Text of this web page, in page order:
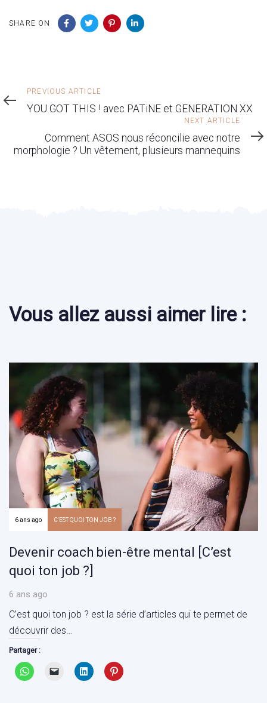
SHARE ON
Previous
Article
PREVIOUS ARTICLE
YOU GOT THIS ! avec PATiNE et GENERATION XX
NEXT ARTICLE
Comment ASOS nous réconcilie avec notre
morphologie ? Un vêtement, plusieurs mannequins
Vous allez aussi aimer lire :
6 ans ago C'EST QUOI TON JOB ?
Devenir coach bien-être mental [C’est
quoi ton job ?]
6 ans ago
C’est quoi ton job ? est la série d’articles qui te permet de
découvrir des…
Partager :